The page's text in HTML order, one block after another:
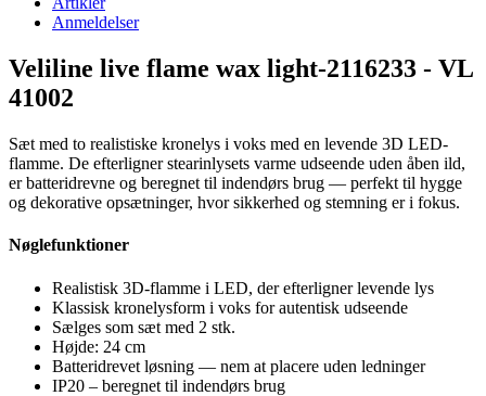
Anmeldelser
Veliline live flame wax light-2116233 - VL
41002
Sæt med to realistiske kronelys i voks med en levende 3D LED-
flamme. De efterligner stearinlysets varme udseende uden åben ild,
er batteridrevne og beregnet til indendørs brug — perfekt til hygge
og dekorative opsætninger, hvor sikkerhed og stemning er i fokus.
Nøglefunktioner
Realistisk 3D-flamme i LED, der efterligner levende lys
Klassisk kronelysform i voks for autentisk udseende
Sælges som sæt med 2 stk.
Højde: 24 cm
Batteridrevet løsning — nem at placere uden ledninger
IP20 – beregnet til indendørs brug